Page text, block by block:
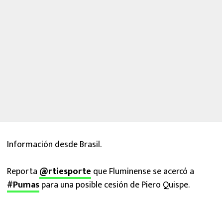
Información desde Brasil.
Reporta @rtiesporte que Fluminense se acercó a
#Pumaspara una posible cesión de Piero Quispe.